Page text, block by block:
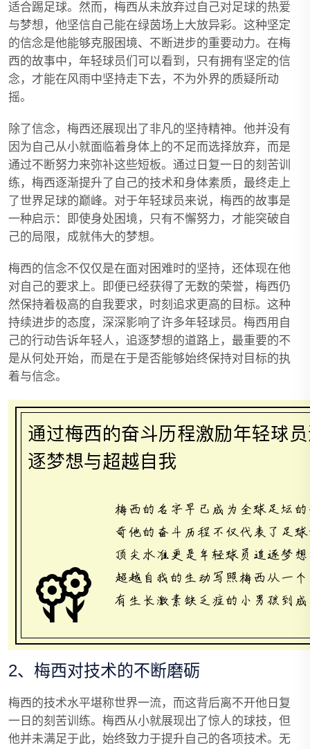
适合踢足球。然而，梅西从未放弃过自己对足球的热爱
与梦想，他坚信自己能在绿茵场上大放异彩。这种坚定
的信念是他能够克服困境、不断进步的重要动力。在梅
西的故事中，年轻球员们可以看到，只有拥有坚定的信
念，才能在风雨中坚持走下去，不为外界的质疑所动
摇。
除了信念，梅西还展现出了非凡的坚持精神。他并没有
因为自己从小就面临着身体上的不足而选择放弃，而是
通过不断努力来弥补这些短板。通过日复一日的刻苦训
练，梅西逐渐提升了自己的技术和身体素质，最终走上
了世界足球的巅峰。对于年轻球员来说，梅西的故事是
一种启示：即使身处困境，只有不懈努力，才能突破自
己的局限，成就伟大的梦想。
梅西的信念不仅仅是在面对困难时的坚持，还体现在他
对自己的要求上。即便已经获得了无数的荣誉，梅西仍
然保持着极高的自我要求，时刻追求更高的目标。这种
持续进步的态度，深深影响了许多年轻球员。梅西用自
己的行动告诉年轻人，追逐梦想的道路上，最重要的不
是从何处开始，而是在于是否能够始终保持对目标的执
着与信念。
2、梅西对技术的不断磨砺
梅西的技术水平堪称世界一流，而这背后离不开他日复
一日的刻苦训练。梅西从小就展现出了惊人的球技，但
他并未满足于此，始终致力于提升自己的各项技术。无